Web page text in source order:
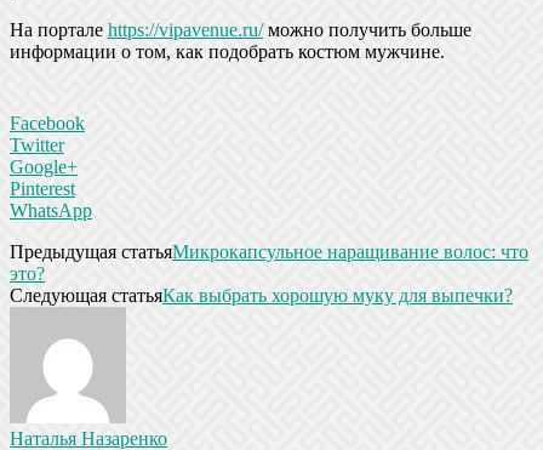
На портале https://vipavenue.ru/можно получить больше
информации о том, как подобрать костюм мужчине.
Facebook
Twitter
Google+
Pinterest
WhatsApp
Предыдущая статьяМикрокапсульное наращивание волос: что
это?
Следующая статьяКак выбрать хорошую муку для выпечки?
Наталья Назаренко